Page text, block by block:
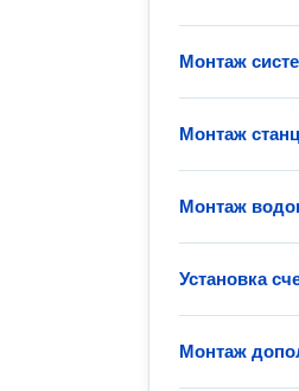
Монтаж
Монтаж
Монтаж
Установка
Монтаж